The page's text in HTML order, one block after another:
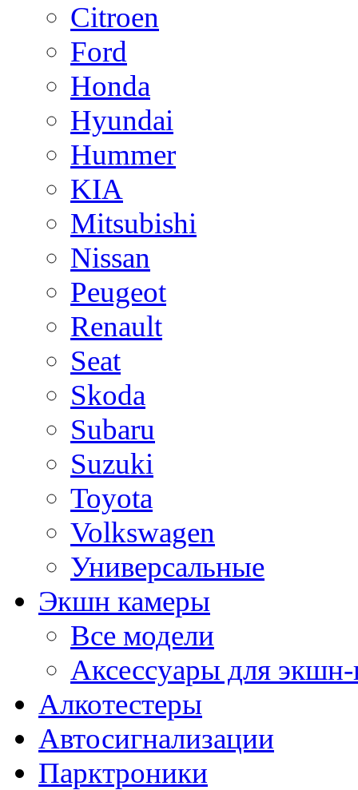
Citroen
Ford
Honda
Hyundai
Hummer
KIA
Mitsubishi
Nissan
Peugeot
Renault
Seat
Skoda
Subaru
Suzuki
Toyota
Volkswagen
Универсальные
Экшн камеры
Все модели
Аксессуары для
Алкотестеры
Автосигнализации
Парктроники